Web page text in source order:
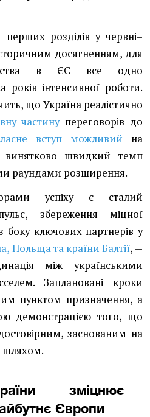
розділів у червні–
досягненням, для
в ЄС все одно
років інтенсивної роботи.
що Україна реалістично
частинупереговорів до
вступ можливий на
швидкий темп
раундами розширення.
успіху є сталий
збереження міцної
боку ключових партнерів у
Польща та країни Балтії, —
між українськими
Заплановані кроки
пунктом призначення, а
демонстрацією того, що
заснованим на
шляхом.
зміцнює
Європи